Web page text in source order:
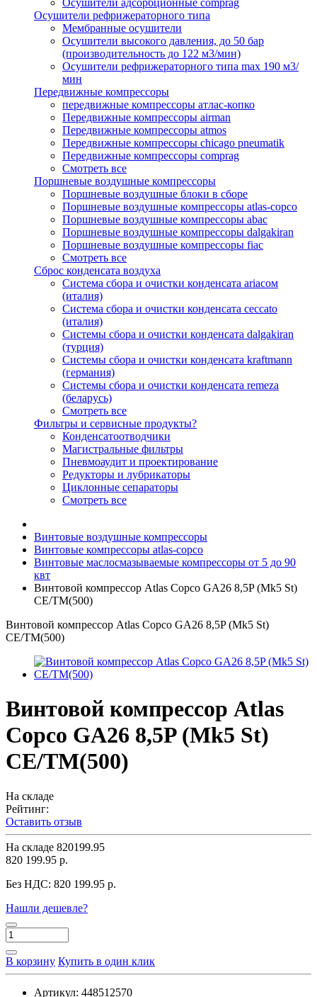
Осушители адсорбционные comprag
Осушители рефрижераторного типа
Мембранные осушители
Осушители высокого давления, до 50 бар
(производительность до 122 м3/мин)
Осушители рефрижераторного типа max 190 м3/
мин
Передвижные компрессоры
передвижные компрессоры атлас-копко
Передвижные компрессоры airman
Передвижные компрессоры atmos
Передвижные компрессоры chicago pneumatik
Передвижные компрессоры comprag
Смотреть все
Поршневые воздушные компрессоры
Поршневые воздушные блоки в сборе
Поршневые воздушные компрессоры atlas-copco
Поршневые воздушные компрессоры abac
Поршневые воздушные компрессоры dalgakiran
Поршневые воздушные компрессоры fiac
Смотреть все
Сброс конденсата воздуха
Система сбора и очистки конденсата ariacом
(италия)
Система сбора и очистки конденсата ceccato
(италия)
Системы сбора и очистки конденсата dalgakiran
(турция)
Системы сбора и очистки конденсата kraftmann
(германия)
Системы сбора и очистки конденсата remeza
(беларусь)
Смотреть все
Фильтры и сервисные продукты?
Конденсатоотводчики
Магистральные фильтры
Пневмоаудит и проектирование
Редукторы и лубрикаторы
Циклонные сепараторы
Смотреть все
Винтовые воздушные компрессоры
Винтовые компрессоры atlas-copco
Винтовые маслосмазываемые компрессоры от 5 до 90
квт
Винтовой компрессор Atlas Copco GA26 8,5P (Mk5 St)
СЕ/TM(500)
Винтовой компрессор Atlas Copco GA26 8,5P (Mk5 St)
СЕ/TM(500)
Винтовой компрессор Atlas
Copco GA26 8,5P (Mk5 St)
СЕ/TM(500)
На складе
Рейтинг:
Оставить отзыв
На складе 820199.95
820 199.95 р.
Без НДС: 820 199.95 р.
Нашли дешевле?
В корзину Купить в один клик
Артикул: 448512570